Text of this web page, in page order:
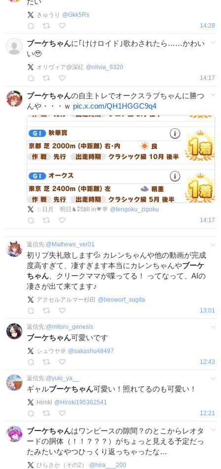
きゅうり @Gkk5Rs
14:28
ブーケちゃんに｢けけロイド｣歌わされたら……かわい
い🥹
オリヴィア@深紅 @olivia_8320
14:17
ブーケちゃんの自主トレでオークスラブちゃんに勝つ
んや・・・ｗ pic.x.com/QH1HGGC9q4
♘日月 明日♞⁑Still in💗💬 @tengoku_zigoku
14:17
返信先:@ Mathews_ver01
初リプ失礼致します💦 カレンちゃんや他の動画が完成
度高すぎて、凄すぎます本当にカレンちゃんやブーケ
ちゃん 、クリークママが喋ってる！ ってなって、AIの
凄さが出て来てます♪
アクセルアルマー杉田 @beoworf_sugita
13:01
返信先:@mitoro_genesis
ブーケちゃん可愛いです
シュウヤ＠ @sakashu48497
12:43
返信先:@yuki_ya__
ギャルブーケちゃん可愛い！照れてるのも可愛い！
Hiroki @ Hiroki195362541
12:21
ブーケちゃんはワンピースの隙間？のとこからレオタ
ードの胴体（！！？？？）がちょっと見える予定だっ
たみたいなやつひっくり返っちゃったな…
ひらさか（その2） @ hira___200